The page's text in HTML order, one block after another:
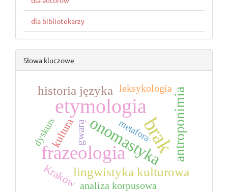
dla bibliotekarzy
Słowa kluczowe
etymologia
brak
frazeologiaonomastykaantroponimia
lingwistyka kulturowa
historia języka
Kraków
gwara
kultura
analiza korpusowa
leksykologia
metafora
-
dyskurs